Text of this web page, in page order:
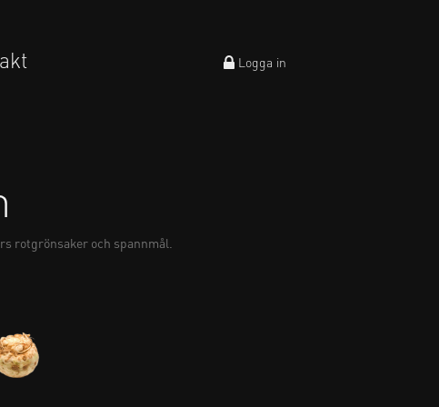
Logga in
rotgrönsaker och spannmål.